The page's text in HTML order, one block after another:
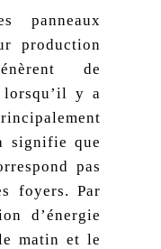
panneaux
production
de
lorsqu’il y a
signifie que
pas
foyers. Par
d’énergie
matin et le